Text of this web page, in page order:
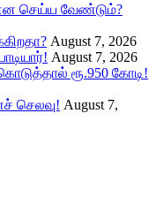
செய்ய வேண்டும்?
August 7, 2026
August 7, 2026
ரூ.950 கோடி!
செலவு! August 7,